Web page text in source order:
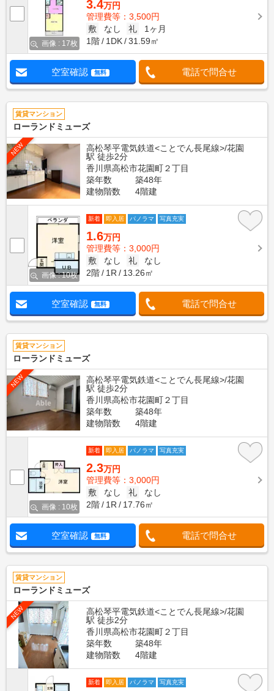
画像 : 17枚
3.4万円
管理費等：3,500円
敷
なし 礼
1ヶ月
1階
1DK 31.59㎡
空室確認 無料 電話で問合せ
賃貸マンション
ローランドミューズ
NEW
高松琴平電気鉄道<ことでん長尾線>/花園
駅 徒歩2分
香川県高松市花園町２丁目
築年数
築48年
建物階数
4階建
画像 : 10枚
新着 即入居 パノラマ 写真充実
1.6万円
管理費等：3,000円
敷
なし 礼
なし
2階
1R 13.26㎡
空室確認 無料 電話で問合せ
賃貸マンション
ローランドミューズ
NEW
高松琴平電気鉄道<ことでん長尾線>/花園
駅 徒歩2分
香川県高松市花園町２丁目
築年数
築48年
建物階数
4階建
画像 : 10枚
新着 即入居 パノラマ 写真充実
2.3万円
管理費等：3,000円
敷
なし 礼
なし
2階
1R 17.76㎡
空室確認 無料 電話で問合せ
賃貸マンション
ローランドミューズ
NEW
高松琴平電気鉄道<ことでん長尾線>/花園
駅 徒歩2分
香川県高松市花園町２丁目
築年数
築48年
建物階数
4階建
新着 即入居 パノラマ 写真充実